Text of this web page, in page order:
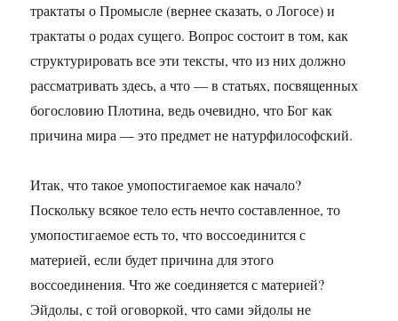
трактаты о Промысле (вернее сказать, о Логосе) и
трактаты о родах сущего. Вопрос состоит в том, как
структурировать все эти тексты, что из них должно
рассматривать здесь, а что — в статьях, посвященных
богословию Плотина, ведь очевидно, что Бог как
причина мира — это предмет не натурфилософский.
Итак, что такое умопостигаемое как начало?
Поскольку всякое тело есть нечто составленное, то
умопостигаемое есть то, что воссоединится с
материей, если будет причина для этого
воссоединения. Что же соединяется с материей?
Эйдолы, с той оговоркой, что сами эйдолы не